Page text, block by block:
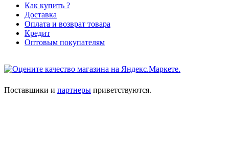
Как купить ?
Доставка
Оплата и возврат товара
Кредит
Оптовым покупателям
Поставшики и партнеры приветствуются.